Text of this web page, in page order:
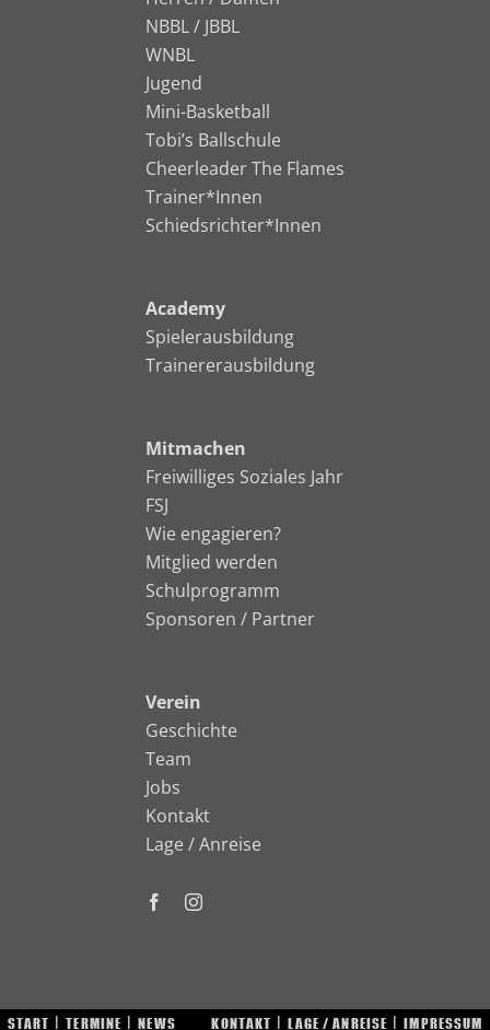
NBBL / JBBL
WNBL
Jugend
Mini-Basketball
Tobi’s Ballschule
Cheerleader The Flames
Trainer*Innen
Schiedsrichter*Innen
Academy
Spielerausbildung
Trainererausbildung
Mitmachen
Freiwilliges Soziales Jahr
FSJ
Wie engagieren?
Mitglied werden
Schulprogramm
Sponsoren / Partner
Verein
Geschichte
Team
Jobs
Kontakt
Lage / Anreise
START TERMINE NEWS KONTAKT LAGE / ANREISE IMPRESSUM